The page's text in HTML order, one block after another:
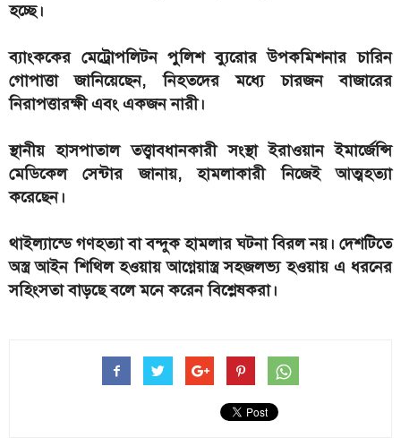
হচ্ছে।
ব্যাংককের মেট্রোপলিটন পুলিশ ব্যুরোর উপকমিশনার চারিন
গোপাত্তা জানিয়েছেন, নিহতদের মধ্যে চারজন বাজারের
নিরাপত্তারক্ষী এবং একজন নারী।
স্থানীয় হাসপাতাল তত্ত্বাবধানকারী সংস্থা ইরাওয়ান ইমার্জেন্সি
মেডিকেল সেন্টার জানায়, হামলাকারী নিজেই আত্মহত্যা
করেছেন।
থাইল্যান্ডে গণহত্যা বা বন্দুক হামলার ঘটনা বিরল নয়। দেশটিতে
অস্ত্র আইন শিথিল হওয়ায় আগ্নেয়াস্ত্র সহজলভ্য হওয়ায় এ ধরনের
সহিংসতা বাড়ছে বলে মনে করেন বিশ্লেষকরা।